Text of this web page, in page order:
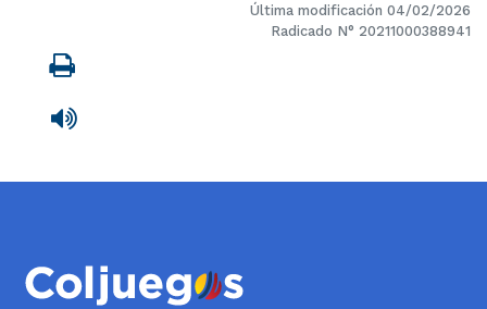
Última modificación 04/02/2026
Radicado N° 20211000388941